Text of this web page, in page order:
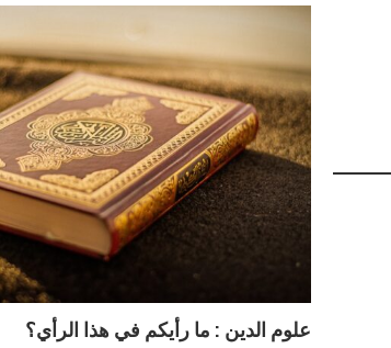
علوم الدين : ما رأيكم في هذا الرأي؟